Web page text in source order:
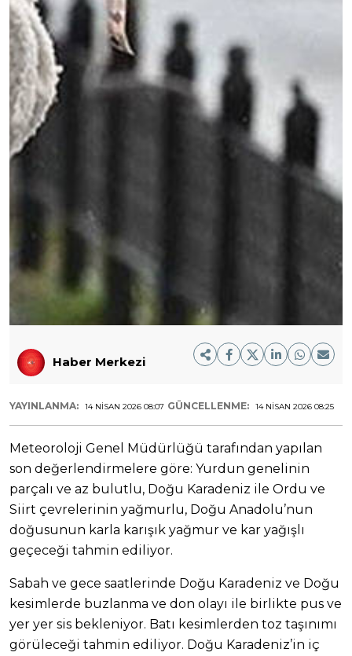
Haber Merkezi
YAYINLANMA: 14 NISAN 2026 08:07 GÜNCELLENME: 14 NISAN 2026 08:25
Meteoroloji Genel Müdürlüğü tarafından yapılan
son değerlendirmelere göre: Yurdun genelinin
parçalı ve az bulutlu, Doğu Karadeniz ile Ordu ve
Siirt çevrelerinin yağmurlu, Doğu Anadolu’nun
doğusunun karla karışık yağmur ve kar yağışlı
geçeceği tahmin ediliyor.
Sabah ve gece saatlerinde Doğu Karadeniz ve Doğu
kesimlerde buzlanma ve don olayı ile birlikte pus ve
yer yer sis bekleniyor. Batı kesimlerden toz taşınımı
görüleceği tahmin ediliyor. Doğu Karadeniz’in iç